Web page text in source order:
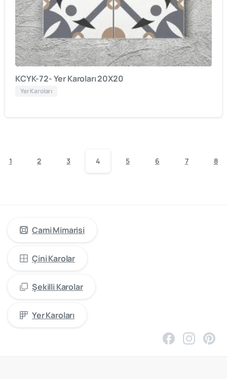
KCYK-72- Yer Karoları 20X20
Yer Karoları
1 2 3 4 5 6 7 8
Cami Mimarisi
Çini Karolar
Şekilli Karolar
Yer Karoları